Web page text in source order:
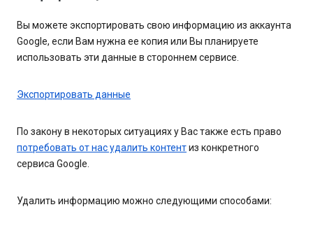
Вы можете экспортировать свою информацию из аккаунта
Google, если Вам нужна ее копия или Вы планируете
использовать эти данные в стороннем сервисе.
Экспортировать данные
По закону в некоторых ситуациях у Вас также есть право
потребовать от нас удалить контентиз конкретного
сервиса Google.
Удалить информацию можно следующими способами: